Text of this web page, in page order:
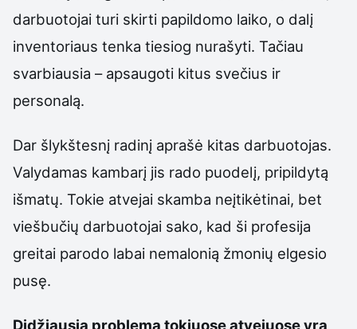
darbuotojai turi skirti papildomo laiko, o dalį
inventoriaus tenka tiesiog nurašyti. Tačiau
svarbiausia – apsaugoti kitus svečius ir
personalą.
Dar šlykštesnį radinį aprašė kitas darbuotojas.
Valydamas kambarį jis rado puodelį, pripildytą
išmatų. Tokie atvejai skamba neįtikėtinai, bet
viešbučių darbuotojai sako, kad ši profesija
greitai parodo labai nemalonią žmonių elgesio
pusę.
Didžiausia problema tokiuose atvejuose yra